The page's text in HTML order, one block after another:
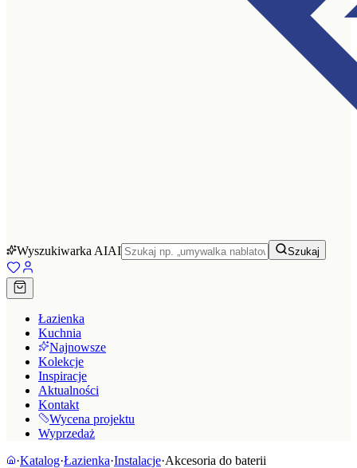
Wyszukiwarka AIAI Szukaj
Łazienka
Kuchnia
Najnowsze
Kolekcje
Inspiracje
Aktualności
Kontakt
Wycena projektu
Wyprzedaż
·Katalog·Łazienka·Instalacje·Akcesoria do baterii